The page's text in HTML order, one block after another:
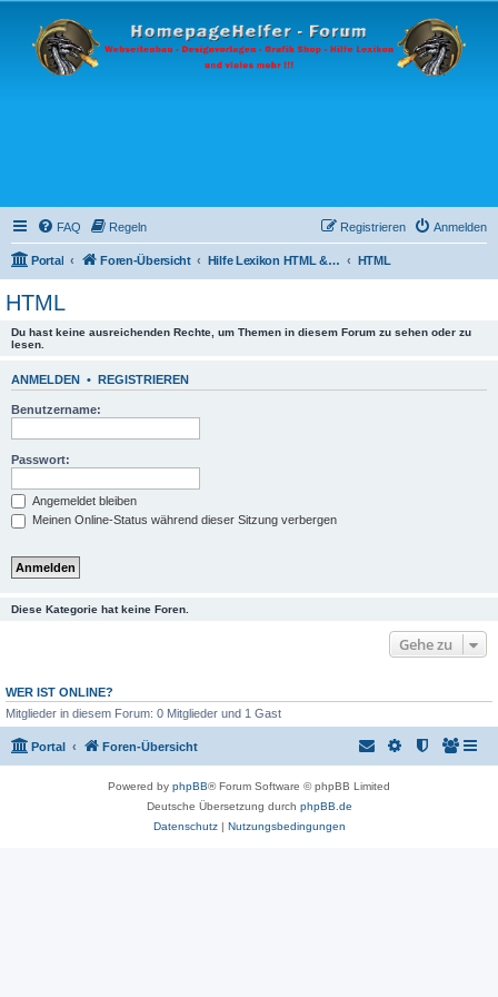
FAQ Regeln Anmelden
Registrieren
Portal Foren-Übersicht Hilfe Lexikon HTML & Programmiersprachen HTML
HTML
Du hast keine ausreichenden Rechte, um Themen in diesem Forum zu sehen oder zu
lesen.
ANMELDEN • REGISTRIEREN
Benutzername:
Passwort:
Angemeldet bleiben
Meinen Online-Status während dieser Sitzung verbergen
Diese Kategorie hat keine Foren.
Gehe zu
WER IST ONLINE?
Mitglieder in diesem Forum: 0 Mitglieder und 1 Gast
Portal Foren-Übersicht
Powered by phpBB® Forum Software © phpBB Limited
Deutsche Übersetzung durch phpBB.de
Datenschutz| Nutzungsbedingungen